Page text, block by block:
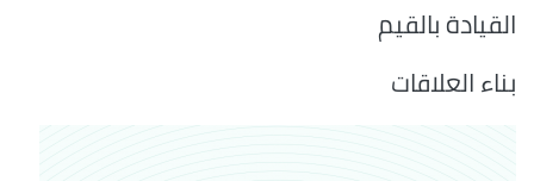
القيادة بالقيم
بناء العلاقات